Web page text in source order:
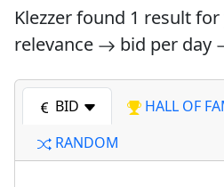
Klezzer found 1 result for
relevance
bid per day
BID HALL OF
RANDOM